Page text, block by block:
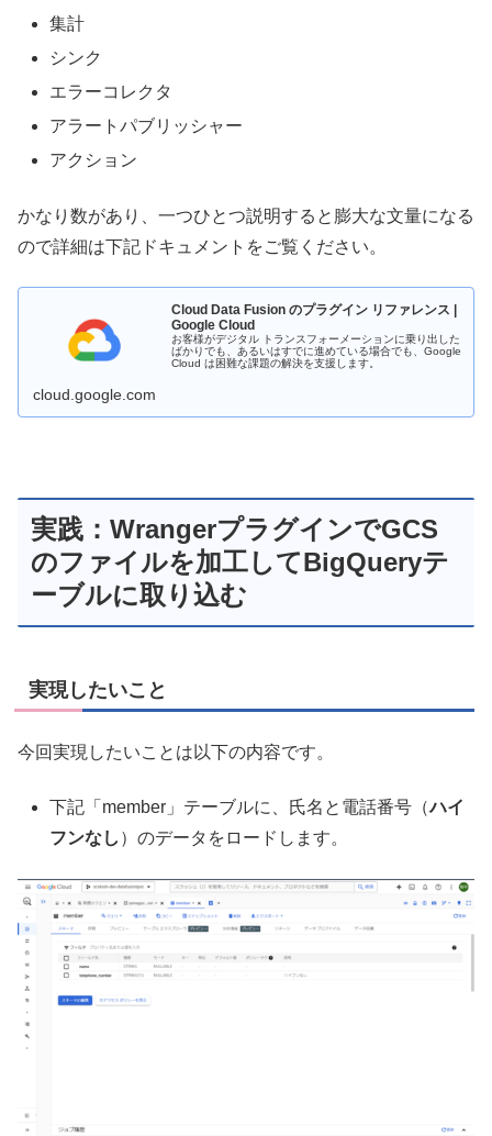
集計
シンク
エラーコレクタ
アラートパブリッシャー
アクション
かなり数があり、一つひとつ説明すると膨大な文量になる
ので詳細は下記ドキュメントをご覧ください。
Cloud Data Fusion のプラグイン リファレンス |
Google Cloud
お客様がデジタル トランスフォーメーションに乗り出した
ばかりでも、あるいはすでに進めている場合でも、Google
Cloud は困難な課題の解決を支援します。
cloud.google.com
実践：WrangerプラグインでGCS
のファイルを加工してBigQueryテ
ーブルに取り込む
実現したいこと
今回実現したいことは以下の内容です。
下記「member」テーブルに、氏名と電話番号（ハイ
フンなし ）のデータをロードします。